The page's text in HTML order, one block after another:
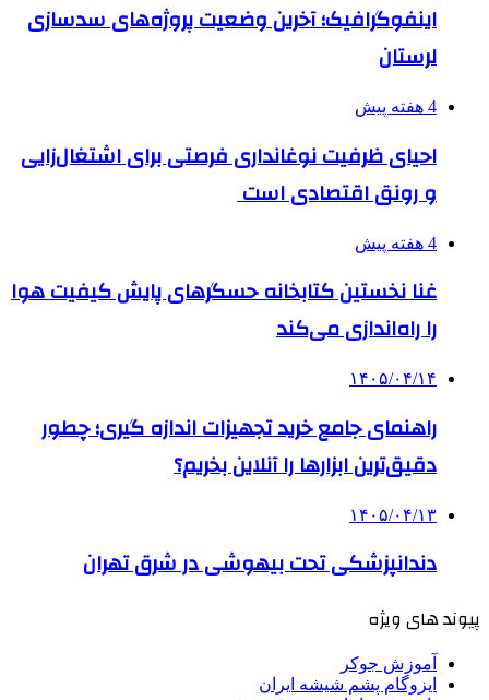
اینفوگرافیک؛ آخرین وضعیت پروژه‌های سدسازی
لرستان
4 هفته پیش
احیای ظرفیت نوغانداری فرصتی برای اشتغال‌زایی
و رونق اقتصادی است
4 هفته پیش
غنا نخستین کتابخانه حسگرهای پایش کیفیت هوا
را راه‌اندازی می‌کند
۱۴۰۵/۰۴/۱۴
راهنمای جامع خرید تجهیزات اندازه گیری؛ چطور
دقیق‌ترین ابزارها را آنلاین بخریم؟
۱۴۰۵/۰۴/۱۳
دندانپزشکی تحت بیهوشی در شرق تهران
پیوند های ویژه
آموزش جوکر
ایزوگام پشم شیشه ایران